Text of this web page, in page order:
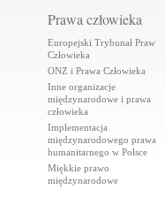
Prawa człowieka
Europejski Trybunał Praw
Człowieka
ONZ i Prawa Człowieka
Inne organizacje
międzynarodowe i prawa
człowieka
Implementacja
międzynarodowego prawa
humanitarnego w Polsce
Miękkie prawo
międzynarodowe